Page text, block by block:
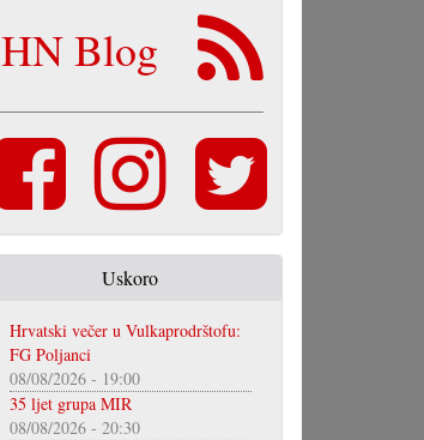
HN Blog
Uskoro
Hrvatski večer u Vulkaprodrštofu:
FG Poljanci
08/08/2026 - 19:00
35 ljet grupa MIR
08/08/2026 - 20:30